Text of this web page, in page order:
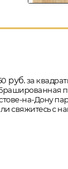
руб.за
на-Дону
свяжитесь с